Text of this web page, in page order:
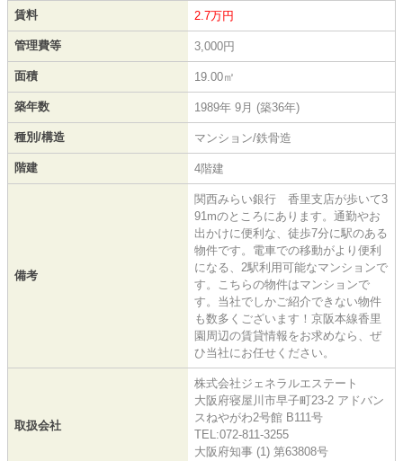
賃料 2.7万円
管理費等 3,000円
面積 19.00㎡
築年数 1989年 9月 (築36年)
種別/構造 マンション/鉄骨造
階建 4階建
備考
関西みらい銀行 香里支店が歩いて3
91mのところにあります。通勤やお
出かけに便利な、徒歩7分に駅のある
物件です。電車での移動がより便利
になる、2駅利用可能なマンションで
す。こちらの物件はマンションで
す。当社でしかご紹介できない物件
も数多くございます！京阪本線香里
園周辺の賃貸情報をお求めなら、ぜ
ひ当社にお任せください。
取扱会社
株式会社ジェネラルエステート
大阪府寝屋川市早子町23-2 アドバン
スねやがわ2号館 B111号
TEL:072-811-3255
大阪府知事 (1) 第63808号